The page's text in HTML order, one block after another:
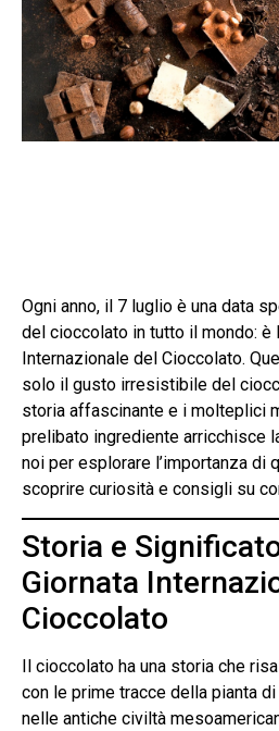
Ogni anno, il 7 luglio è una data
del cioccolato in tutto il mondo: è
Internazionale del Cioccolato.
solo il gusto irresistibile del
storia affascinante e i molteplici
prelibato ingrediente arricchisce
noi per esplorare l’importanza di
scoprire curiosità e consigli su
Storia e
Giornata
Cioccolato
Il cioccolato ha una storia che
con le prime tracce della pianta
nelle antiche civiltà